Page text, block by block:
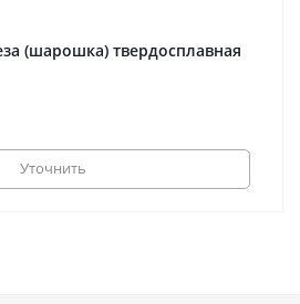
(шарошка) твердосплавная
Уточнить